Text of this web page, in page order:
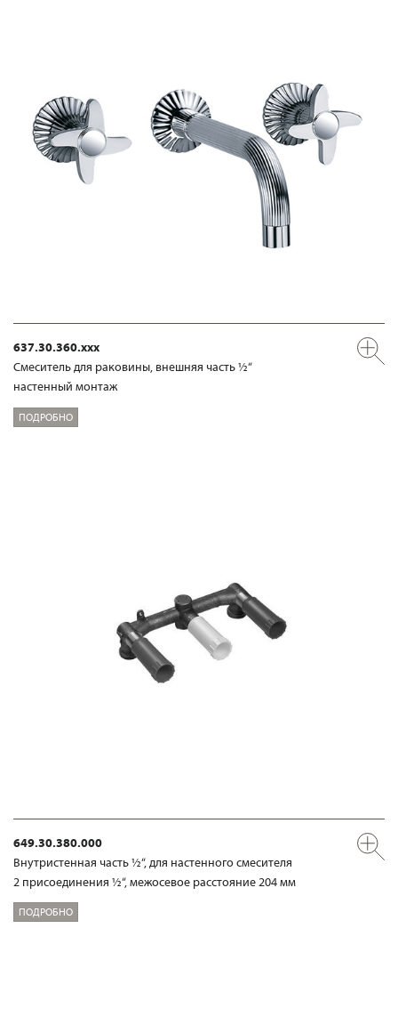
637.30.360.xxx
Смеситель для раковины, внешняя часть ½“
настенный монтаж
ПОДРОБНО
649.30.380.000
Внутристенная часть ½“, для настенного смесителя
2 присоединения ½“, межосевое расстояние 204 мм
ПОДРОБНО